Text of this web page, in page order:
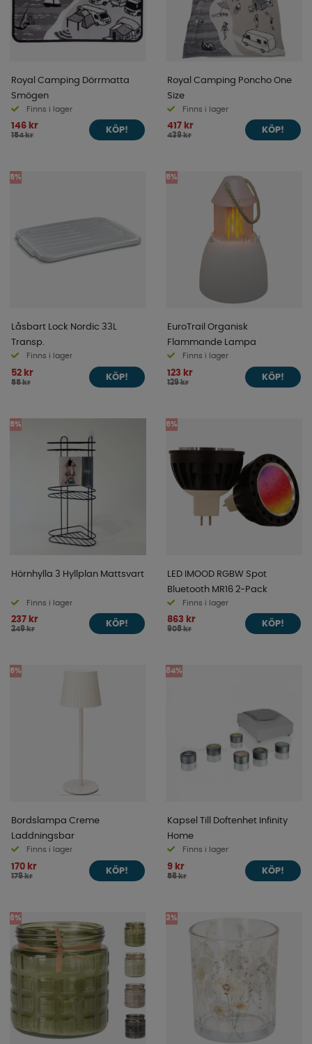
Royal Camping Dörrmatta
Smögen
Finns i lager
146 kr
154 kr
KÖP!
Royal Camping Poncho One
Size
Finns i lager
417 kr
439 kr
KÖP!
5%
Låsbart Lock Nordic 33L
Transp.
Finns i lager
52 kr
55 kr
KÖP!
5%
EuroTrail Organisk
Flammande Lampa
Finns i lager
123 kr
129 kr
KÖP!
5%
Hörnhylla 3 Hyllplan Mattsvart
Finns i lager
237 kr
249 kr
KÖP!
5%
LED IMOOD RGBW Spot
Bluetooth MR16 2-Pack
Finns i lager
863 kr
908 kr
KÖP!
5%
Bordslampa Creme
Laddningsbar
Finns i lager
170 kr
179 kr
KÖP!
84%
Kapsel Till Doftenhet Infinity
Home
Finns i lager
9 kr
56 kr
KÖP!
6% 3%